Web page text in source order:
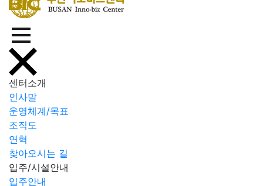
센터소개
인사말
운영체계/목표
조직도
연혁
찾아오시는 길
입주/시설안내
입주안내